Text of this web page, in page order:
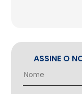
ASSINE O